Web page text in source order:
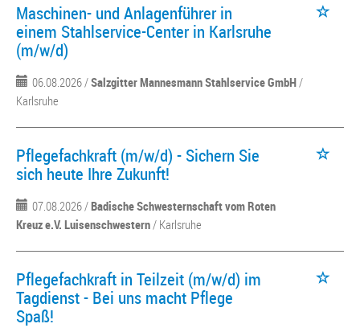
Maschinen- und Anlagenführer in
einem Stahlservice-Center in Karlsruhe
(m/w/d)
06.08.2026 /Salzgitter Mannesmann Stahlservice GmbH/
Karlsruhe
Pflegefachkraft (m/w/d) - Sichern Sie
sich heute Ihre Zukunft!
07.08.2026 /Badische Schwesternschaft vom Roten
Kreuz e.V. Luisenschwestern/ Karlsruhe
Pflegefachkraft in Teilzeit (m/w/d) im
Tagdienst - Bei uns macht Pflege
Spaß!